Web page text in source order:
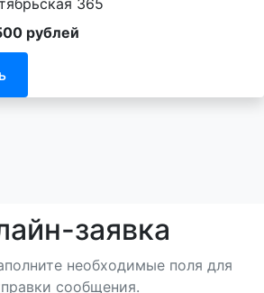
365
рублей
заявка
необходимые поля для
сообщения.